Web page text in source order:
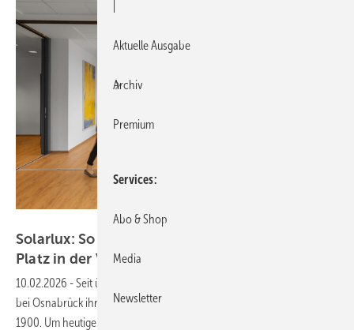
Solarlux: So schaffen flexible Faltwände viel
Platz in der Volksbank
10.02.2026 -Seit über 25 Jahren betreibt die Volksbank eG in Melle
bei Osnabrück ihre Filiale in einem historischen Altbau aus dem Jahr
1900. Um heutigen Anforderungen an flexible Nutzung, Transparenz
Aktuelle Ausgabe
Archiv
Premium
Services
Abo & Shop
Media
Newsletter